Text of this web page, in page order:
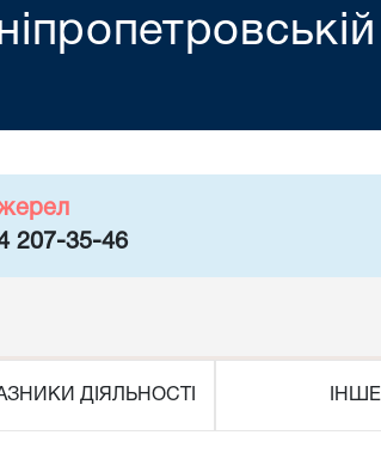
207-35-46
ДІЯЛЬНОСТІ ІНШЕ